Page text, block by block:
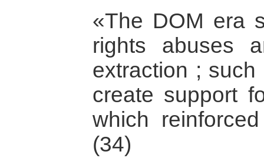
«The DOM era
rights abuses
extraction ;
create support
which
(34)